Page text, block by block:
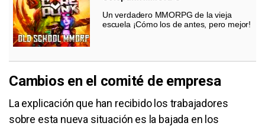
Un verdadero MMORPG de la vieja
escuela ¡Cómo los de antes, pero mejor!
Cambios en el comité de empresa
La explicación que han recibido los trabajadores
sobre esta nueva situación es la bajada en los